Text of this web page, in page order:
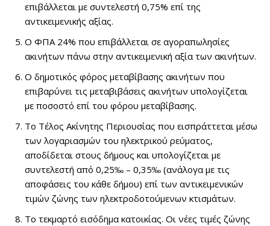
επιβάλλεται με συντελεστή 0,75% επί της
αντικειμενικής αξίας.
Ο ΦΠΑ 24% που επιβάλλεται σε αγοραπωλησίες
ακινήτων πάνω στην αντικειμενική αξία των ακινήτων.
Ο δημοτικός φόρος μεταβίβασης ακινήτων που
επιβαρύνει τις μεταβιβάσεις ακινήτων υπολογίζεται
με ποσοστό επί του φόρου μεταβίβασης.
Το Τέλος Ακίνητης Περιουσίας που εισπράττεται μέσω
των λογαριασμών του ηλεκτρικού ρεύματος,
αποδίδεται στους δήμους και υπολογίζεται με
συντελεστή από 0,25‰ – 0,35‰ (ανάλογα με τις
αποφάσεις του κάθε δήμου) επί των αντικειμενικών
τιμών ζώνης των ηλεκτροδοτούμενων κτισμάτων.
Το τεκμαρτό εισόδημα κατοικίας. Οι νέες τιμές ζώνης